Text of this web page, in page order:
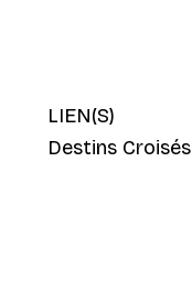
LIEN(S)
Destins Croisés